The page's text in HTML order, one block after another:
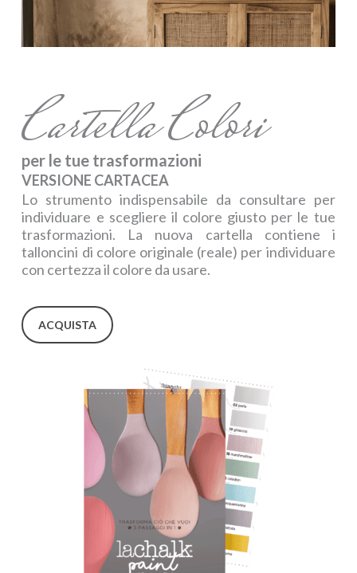
Cartella Colori
per le tue trasformazioni
VERSIONE CARTACEA
Lo strumento indispensabile da consultare per
individuare e scegliere il colore giusto per le tue
trasformazioni. La nuova cartella contiene i
talloncini di colore originale (reale) per individuare
con certezza il colore da usare.
ACQUISTA